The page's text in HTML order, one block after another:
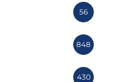
56
848
430